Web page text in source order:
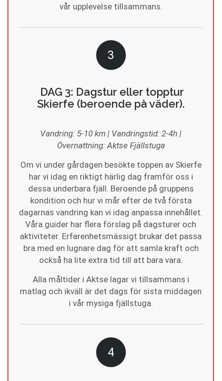
vår upplevelse tillsammans.
3
DAG 3: Dagstur eller topptur
Skierfe (beroende på väder).
Vandring: 5-10 km | Vandringstid: 2-4h |
Övernattning: Aktse Fjällstuga
Om vi under gårdagen besökte toppen av Skierfe
har vi idag en riktigt härlig dag framför oss i
dessa underbara fjäll. Beroende på gruppens
kondition och hur vi mår efter de två första
dagarnas vandring kan vi idag anpassa innehållet.
Våra guider har flera förslag på dagsturer och
aktiviteter. Erfarenhetsmässigt brukar det passa
bra med en lugnare dag för att samla kraft och
också ha lite extra tid till att bara vara.
Alla måltider i Aktse lagar vi tillsammans i
matlag och ikväll är det dags för sista middagen
i vår mysiga fjällstuga.
4